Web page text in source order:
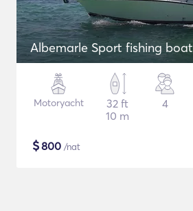
Albemarle Sport fishing
Motoryacht
32 ft
10 m
4
$800 /nat